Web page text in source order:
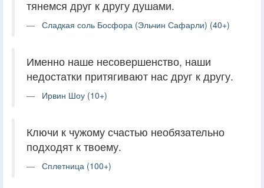
тянемся друг к другу душами.
Сладкая соль Босфора (Эльчин Сафарли) (40+)
Именно наше несовершенство, наши
недостатки притягивают нас друг к другу.
Ирвин Шоу (10+)
Ключи к чужому счастью необязательно
подходят к твоему.
Сплетница (100+)